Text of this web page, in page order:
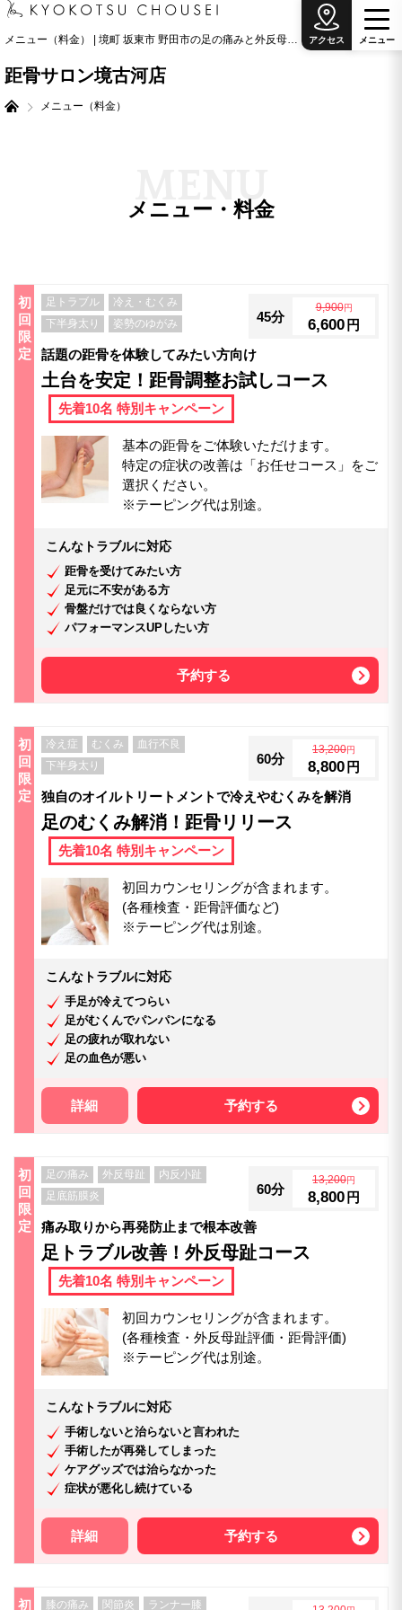
メニュー（料金） | 境町 坂東市 野田市の足の痛みと外反母趾治療の専門院
距骨サロン境古河店
メニュー（料金）
メニ ュ ー
アクセス
メニュー・料金
NU
初
回
限
定
足トラブル
冷え・むくみ
下半身太り
姿勢のゆがみ 45分
9,900円
6,600 円
話題の距骨を体験してみたい方向け
土台を安定！距骨調整お試しコース
先着10名 特別キャンペーン
基本の距骨をご体験いただけます。
特定の症状の改善は「お任せコース」をご
選択ください。
※テーピング代は別途。
こんなトラブルに対応
距骨を受けてみたい方
足元に不安がある方
骨盤だけでは良くならない方
パフォーマンスUPしたい方
予約する
初
回
限
定
冷え症 むくみ
血行不良
下半身太り
60分
13,200円
8,800 円
独自のオイルトリートメントで冷えやむくみを解消
足のむくみ解消！距骨リリース
先着10名 特別キャンペーン
初回カウンセリングが含まれます。
(各種検査・距骨評価など)
※テーピング代は別途。
こんなトラブルに対応
手足が冷えてつらい
足がむくんでパンパンになる
足の疲れが取れない
足の血色が悪い
詳細 予約する
初
回
限
定
足の痛み 外反母趾
内反小趾
足底筋膜炎
60分
13,200円
8,800 円
痛み取りから再発防止まで根本改善
足トラブル改善！外反母趾コース
先着10名 特別キャンペーン
初回カウンセリングが含まれます。
(各種検査・外反母趾評価・距骨評価)
※テーピング代は別途。
こんなトラブルに対応
手術しないと治らないと言われた
手術したが再発してしまった
ケアグッズでは治らなかった
症状が悪化し続けている
詳細 予約する
初 膝の痛み 関節炎 ランナー膝